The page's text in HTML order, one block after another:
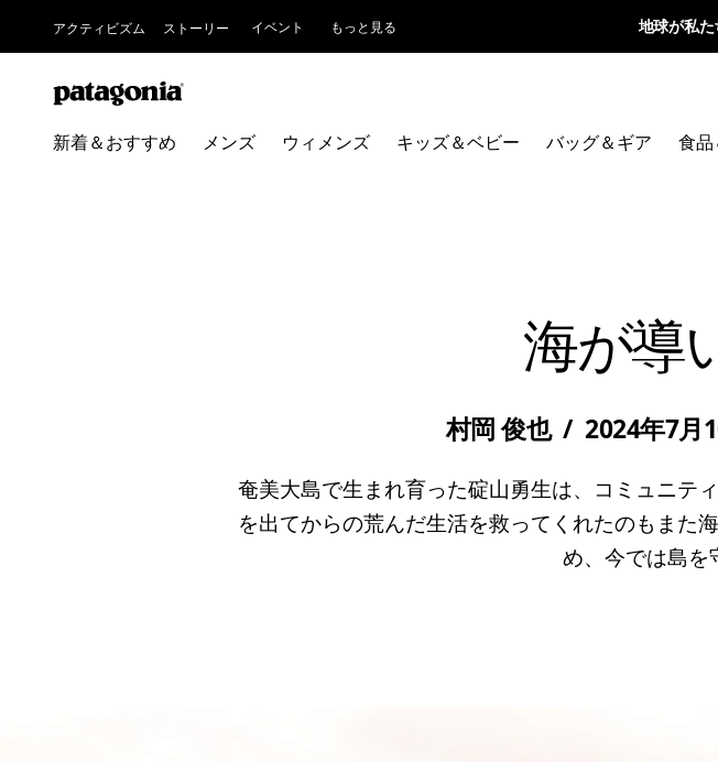
アクティビズム ストーリー イベント もっと見る 地球が私
新着＆おすすめ メンズ ウィメンズ キッズ＆ベビー バッグ＆ギア 食
海が導
村岡 俊也 / 2024年7月
奄美大島で生まれ育った碇山勇生は、コミュニテ
を出てからの荒んだ生活を救ってくれたのもまた
め、今では島を